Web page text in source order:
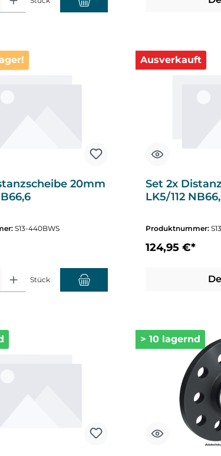
20mm
S13-440BWS
Gib den gewünschten Wert ein oder benutze die
Stück
Ausverkauft
Set 2x
LK5/112
Produktnummer:
124,95 €*
> 10 lagernd